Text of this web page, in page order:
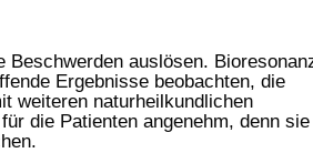
Beschwerden auslösen.
Ergebnisse beobachten, die
weiteren naturheilkundlichen
die Patienten angenehm, denn sie